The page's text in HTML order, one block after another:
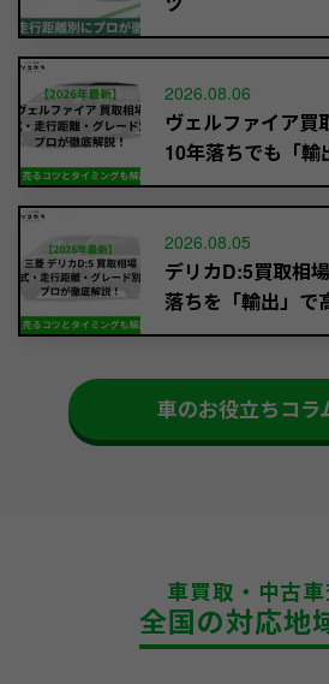
2026.08.06
ヴェルファイア買
10年落ちでも「輸
2026.08.05
デリカD:5買取相
落ちを「輸出」で
車のお役立ちコラ
車買取・中古
全国の対応地